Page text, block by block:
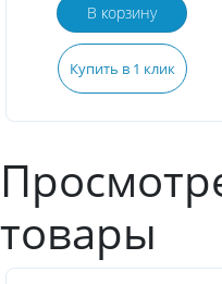
В корзину
Купить в 1 клик
товары